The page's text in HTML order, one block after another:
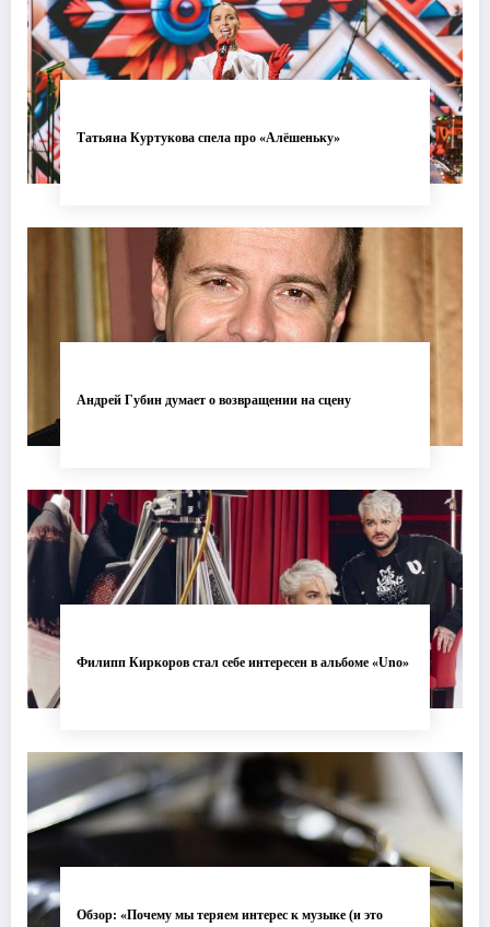
Татьяна Куртукова спела про «Алёшеньку»
Андрей Губин думает о возвращении на сцену
Филипп Киркоров стал себе интересен в альбоме «Uno»
Обзор: «Почему мы теряем интерес к музыке (и это